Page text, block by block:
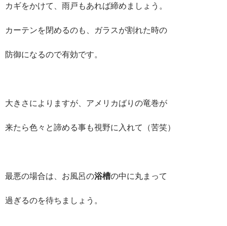
カギをかけて、雨戸もあれば締めましょう。
カーテンを閉めるのも、ガラスが割れた時の
防御になるので有効です。
大きさによりますが、アメリカばりの竜巻が
来たら色々と諦める事も視野に入れて（苦笑）
最悪の場合は、お風呂の浴槽の中に丸まって
過ぎるのを待ちましょう。